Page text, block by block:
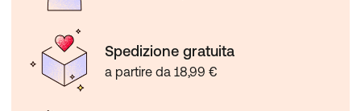
Spedizione gratuita
a partire da 18,99 €